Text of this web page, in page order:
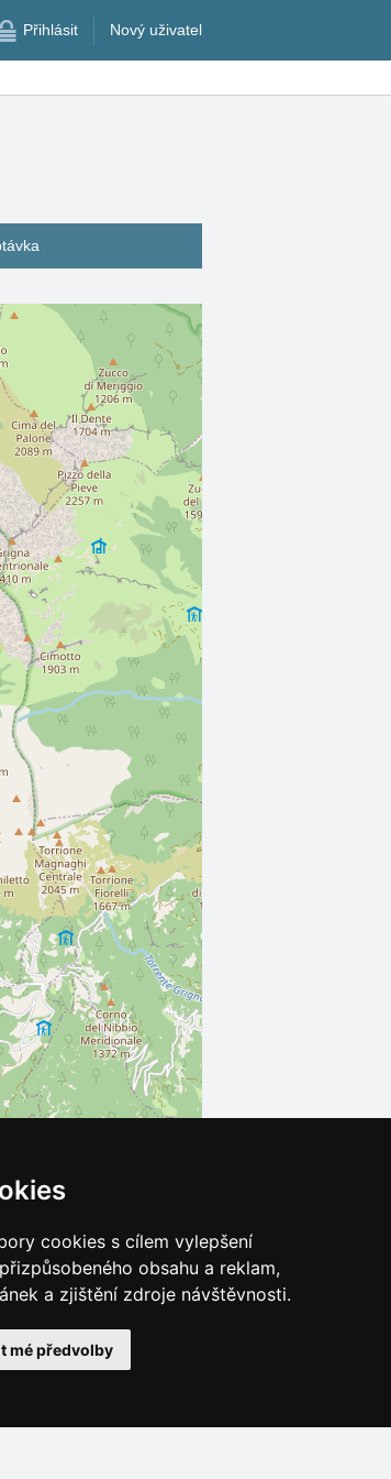
cookies s cílem vylepšení
obsahu a reklam,
a zjištění zdroje návštěvnosti.
mé předvolby
Přihlásit Nový uživatel
| ©OpenStreetMapcontributors